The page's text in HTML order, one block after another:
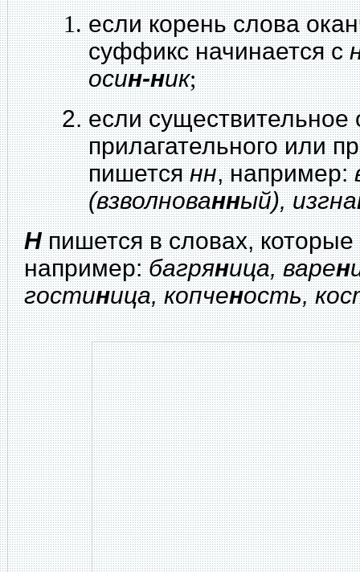
если корень слова
суффикс начинается с
осин-ник;
если существительное
прилагательного или
пишетсянн, например:
(взволнованный), изгна
Н пишется в словах,
например:багряница, варен
гостиница, копченость,